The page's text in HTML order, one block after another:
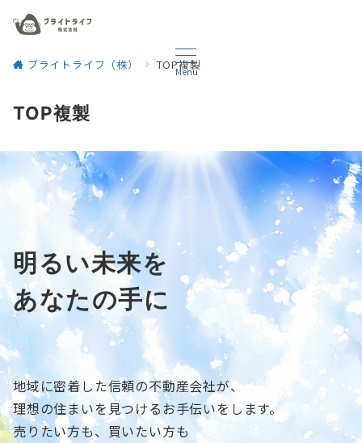
Menu
ブライトライフ（株） TOP複製
TOP複製
明るい未来を
あなたの手に
地域に密着した信頼の不動産会社が、
理想の住まいを見つけるお手伝いをします。
売りたい方も、買いたい方も